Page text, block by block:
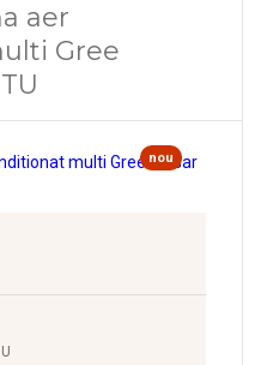
aer
Gree
nou